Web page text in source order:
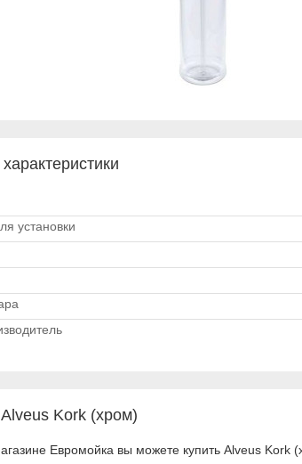
установки
Kork (хром)
Евромойка вы можете купить Alveus Kork